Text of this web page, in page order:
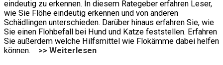
eindeutig zu erkennen. In diesem Rategeber erfahren Leser,
wie Sie Flöhe eindeutig erkennen und von anderen
Schädlingen unterschieden. Darüber hinaus erfahren Sie, wie
Sie einen Flohbefall bei Hund und Katze feststellen. Erfahren
Sie außerdem welche Hilfsmittel wie Flokämme dabei helfen
können.
>> Weiterlesen